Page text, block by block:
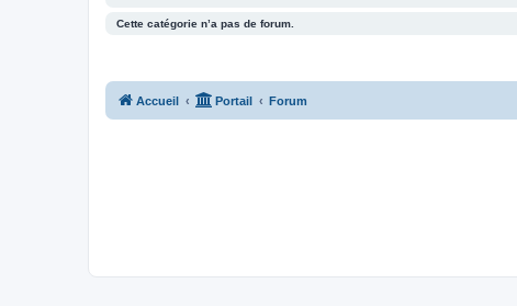
Cette catégorie n’a pas de forum.
Accueil Portail Forum